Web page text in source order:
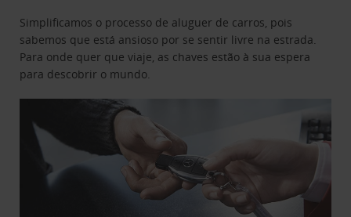
Simplificamos o processo de aluguer de carros, pois
sabemos que está ansioso por se sentir livre na estrada.
Para onde quer que viaje, as chaves estão à sua espera
para descobrir o mundo.